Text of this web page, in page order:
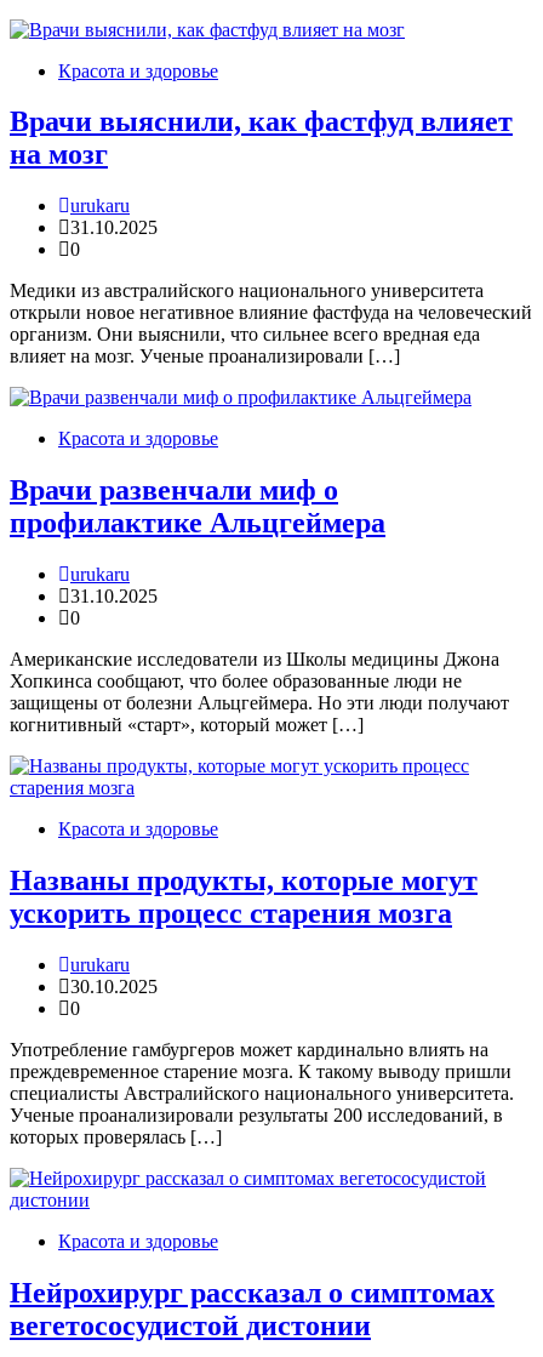
Красота и здоровье
Врачи выяснили, как фастфуд влияет
на мозг
urukaru
31.10.2025
0
Медики из австралийского национального университета
открыли новое негативное влияние фастфуда на человеческий
организм. Они выяснили, что сильнее всего вредная еда
влияет на мозг. Ученые проанализировали […]
Красота и здоровье
Врачи развенчали миф о
профилактике Альцгеймера
urukaru
31.10.2025
0
Американские исследователи из Школы медицины Джона
Хопкинса сообщают, что более образованные люди не
защищены от болезни Альцгеймера. Но эти люди получают
когнитивный «старт», который может […]
Красота и здоровье
Названы продукты, которые могут
ускорить процесс старения мозга
urukaru
30.10.2025
0
Употребление гамбургеров может кардинально влиять на
преждевременное старение мозга. К такому выводу пришли
специалисты Австралийского национального университета.
Ученые проанализировали результаты 200 исследований, в
которых проверялась […]
Красота и здоровье
Нейрохирург рассказал о симптомах
вегетососудистой дистонии